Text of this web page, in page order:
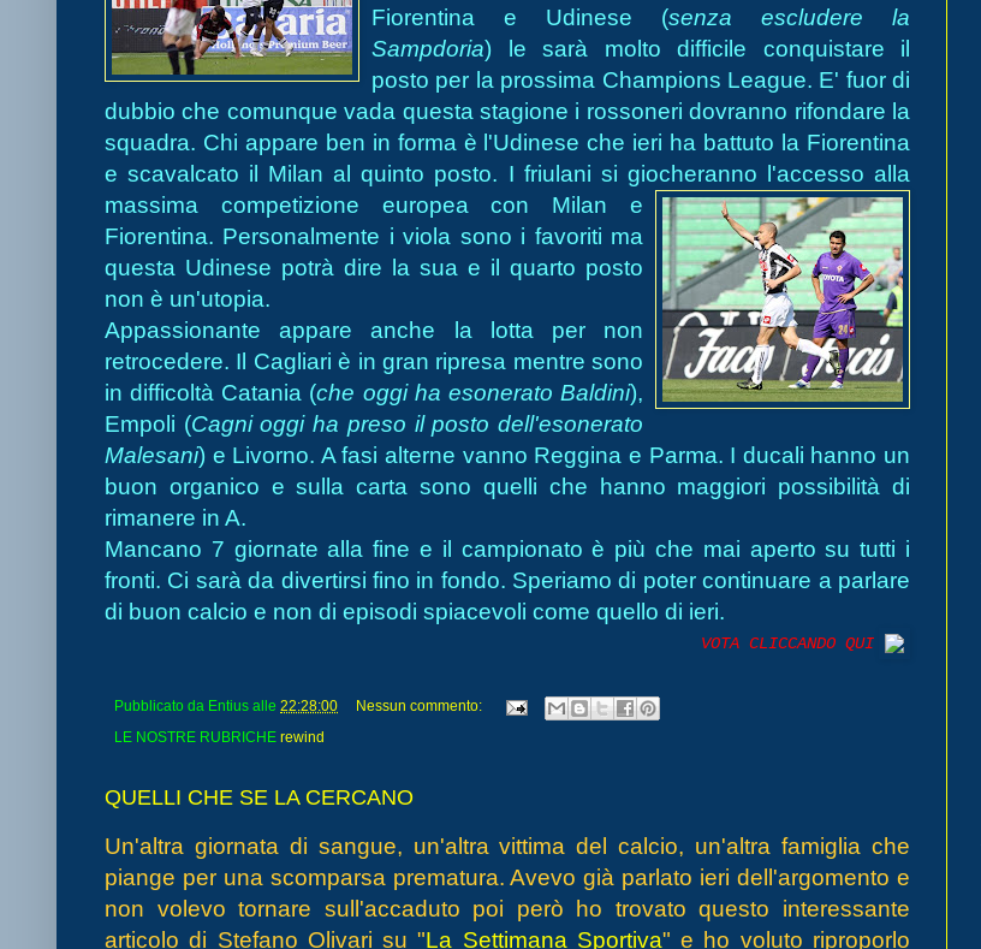
Fiorentina e Udinese (senza escludere la
Sampdoria) le sarà molto difficile conquistare il
posto per la prossima Champions League. E' fuor di
dubbio che comunque vada questa stagione i rossoneri dovranno rifondare la
squadra. Chi appare ben in forma è l'Udinese che ieri ha battuto la Fiorentina
e scavalcato il Milan al quinto posto. I friulani si giocheranno l'accesso alla
massima competizione europea con Milan e
Fiorentina. Personalmente i viola sono i favoriti ma
questa Udinese potrà dire la sua e il quarto posto
non è un'utopia.
Appassionante appare anche la lotta per non
retrocedere. Il Cagliari è in gran ripresa mentre sono
in difficoltà Catania (che oggi ha esonerato Baldini),
Empoli (Cagni oggi ha preso il posto dell'esonerato
Malesani) e Livorno. A fasi alterne vanno Reggina e Parma. I ducali hanno un
buon organico e sulla carta sono quelli che hanno maggiori possibilità di
rimanere in A.
Mancano 7 giornate alla fine e il campionato è più che mai aperto su tutti i
fronti. Ci sarà da divertirsi fino in fondo. Speriamo di poter continuare a parlare
di buon calcio e non di episodi spiacevoli come quello di ieri.
VOTA CLICCANDO QUI
Pubblicato da Entius alle 22:28:00
Nessun commento:
LE NOSTRE RUBRICHE rewind
QUELLI CHE SE LA CERCANO
Un'altra giornata di sangue, un'altra vittima del calcio, un'altra famiglia che
piange per una scomparsa prematura. Avevo già parlato ieri dell'argomento e
non volevo tornare sull'accaduto poi però ho trovato questo interessante
articolo di Stefano Olivari su "La Settimana Sportiva" e ho voluto riproporlo